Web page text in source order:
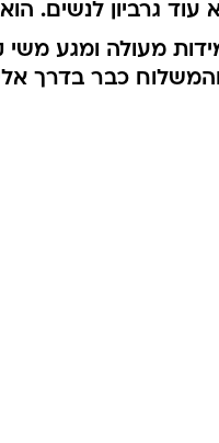
מעולה ומגע משי
כבר בדרך